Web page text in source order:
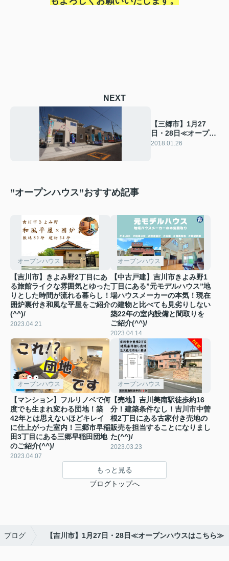
NEXT
【三郷市】1月27
日・28日≪オープン
ハウスはこちら≫
2018.01.26
”オープンハウス”おすすめ記事
オープンハウス
【吉川市】きよみ野2丁目にあ
る旅館ライクな雰囲気とゆった
りとした時間が流れる暮らし！
囲炉裏付き和風な平屋をご紹介
(^^)/
2023.04.21
オープンハウス
【中古戸建】吉川市きよみ野1
丁目にある”元モデルハウス”地
場ハウスメーカーの本気！現在
の建物と比べても見劣りしない
築22年の室内設備と間取りを
ご紹介(^^)/
2023.04.14
オープンハウス
【マンション】フルリノベで何
度でも生まれ変わる団地！築
42年とは思えないほどキレイ
に仕上がった室内！三郷市早稲
田3丁目にある三郷早稲田団地
のご紹介(^^)/
2023.04.07
オープンハウス
【売地】吉川美南駅徒歩約16
分！建築条件なし！吉川市中曽
根2丁目にある古家付き売地の
販売を担当することになりまし
た(^^)/
2023.03.23
もっと見る
ブログトップへ
ブログ 【吉川市】1月27日・28日≪オープンハウスはこちら≫